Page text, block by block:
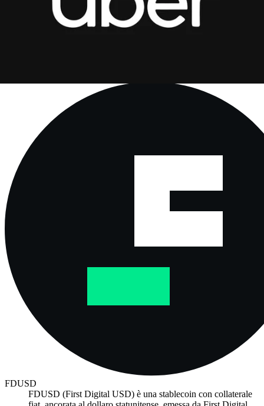
FDUSD
FDUSD (First Digital USD) è una stablecoin con collaterale